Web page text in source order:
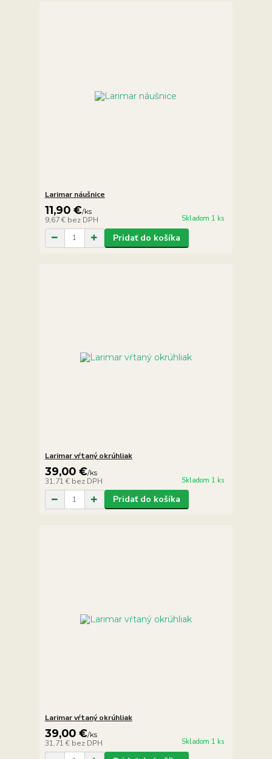
Larimar náušnice
11,90 €/ks
9,67 € bez DPH Skladom 1 ks
Pridať do košíka
Larimar vŕtaný okrúhliak
39,00 €/ks
31,71 € bez DPH Skladom 1 ks
Pridať do košíka
Larimar vŕtaný okrúhliak
39,00 €/ks
31,71 € bez DPH Skladom 1 ks